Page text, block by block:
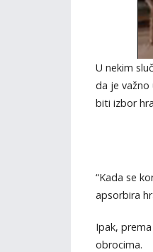
U nekim
da je
biti izbor
“Kada se
apsorbira
Ipak,
obrocima.